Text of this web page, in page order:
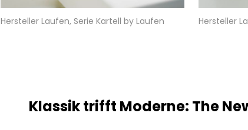
Hersteller Laufen, Serie Kartell by Laufen Hersteller
Klassik trifft Moderne: The